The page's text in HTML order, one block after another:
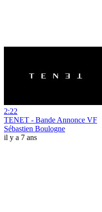
2:22
TENET - Bande Annonce VF
Sébastien Boulogne
il y a 7 ans